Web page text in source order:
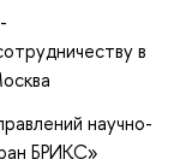
в
научно-
БРИКС»